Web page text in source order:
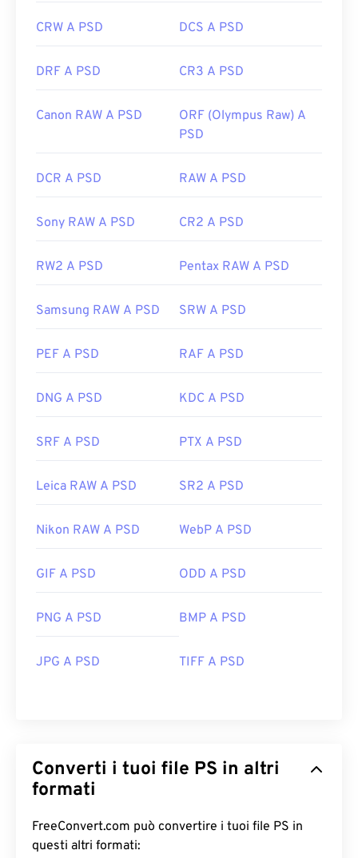
CRW A PSD DCS A PSD
DRF A PSD CR3 A PSD
Canon RAW A PSD
ORF (Olympus Raw) A
PSD
DCR A PSD RAW A PSD
Sony RAW A PSD CR2 A PSD
RW2 A PSD Pentax RAW A PSD
Samsung RAW A PSD SRW A PSD
PEF A PSD RAF A PSD
DNG A PSD KDC A PSD
SRF A PSD PTX A PSD
Leica RAW A PSD SR2 A PSD
Nikon RAW A PSD WebP A PSD
GIF A PSD ODD A PSD
PNG A PSD BMP A PSD
JPG A PSD TIFF A PSD
Converti i tuoi file PS in altri
formati
FreeConvert.com può convertire i tuoi file PS in
questi altri formati: